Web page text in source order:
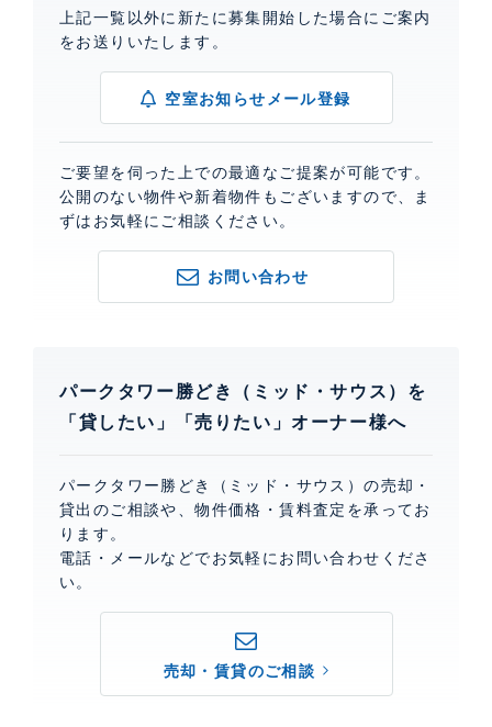
上記一覧以外に新たに募集開始した場合にご案内
をお送りいたします。
空室お知らせメール登録
ご要望を伺った上での最適なご提案が可能です。
公開のない物件や新着物件もございますので、ま
ずはお気軽にご相談ください。
お問い合わせ
パークタワー勝どき（ミッド・サウス）を
「貸したい」「売りたい」オーナー様へ
パークタワー勝どき（ミッド・サウス）の売却・
貸出のご相談や、物件価格・賃料査定を承ってお
ります。
電話・メールなどでお気軽にお問い合わせくださ
い。
売却・賃貸のご相談